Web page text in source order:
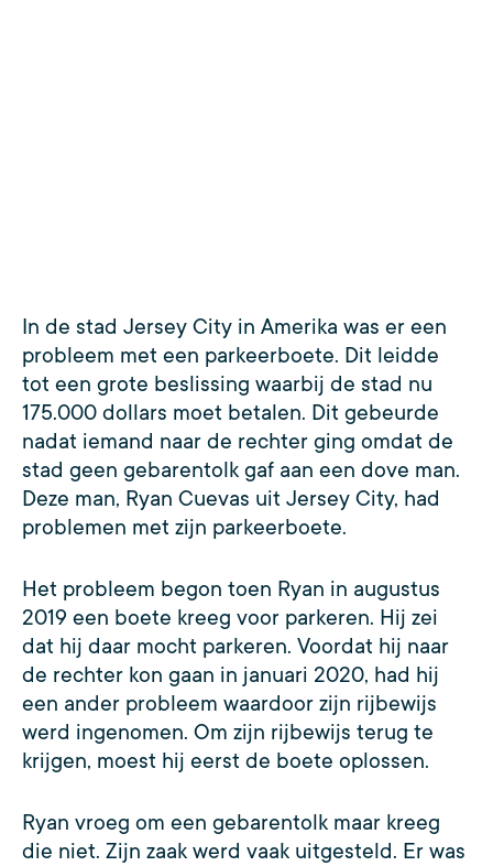
In de stad Jersey City in Amerika was er een
probleem met een parkeerboete. Dit leidde
tot een grote beslissing waarbij de stad nu
175.000 dollars moet betalen. Dit gebeurde
nadat iemand naar de rechter ging omdat de
stad geen gebarentolk gaf aan een dove man.
Deze man, Ryan Cuevas uit Jersey City, had
problemen met zijn parkeerboete.
Het probleem begon toen Ryan in augustus
2019 een boete kreeg voor parkeren. Hij zei
dat hij daar mocht parkeren. Voordat hij naar
de rechter kon gaan in januari 2020, had hij
een ander probleem waardoor zijn rijbewijs
werd ingenomen. Om zijn rijbewijs terug te
krijgen, moest hij eerst de boete oplossen.
Ryan vroeg om een gebarentolk maar kreeg
die niet. Zijn zaak werd vaak uitgesteld. Er was